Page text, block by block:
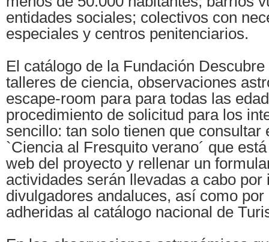
entidades sociales; colectivos con
especiales y centros penitenciarios.
El catálogo de la Fundación
talleres de ciencia, observaciones
escape-room para para todas las
procedimiento de solicitud para los
sencillo: tan solo tienen que consultar
`Ciencia al Fresquito verano´ que
web del proyecto y rellenar un
actividades serán llevadas a cabo por
divulgadores andaluces, así como por
adheridas al catálogo nacional de